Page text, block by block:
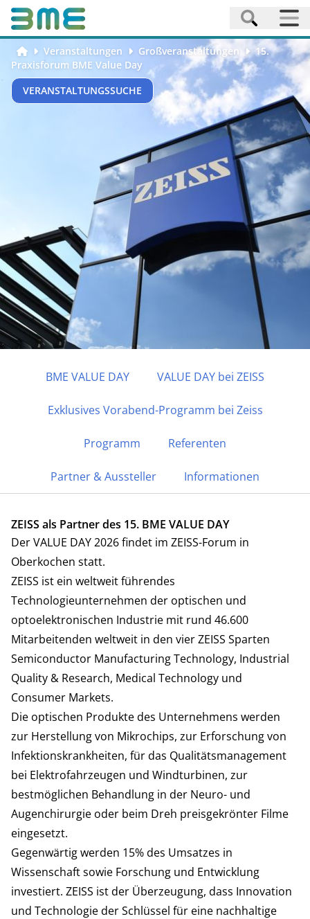
Veranstaltungen Großveranstaltungen
15.
Praxisforum BME Value Day
VERANSTALTUNGSSUCHE
BME VALUE DAY
15. Praxisforum
ANMELDEN PROGRAMM
BME VALUE DAY VALUE DAY bei ZEISS
Exklusives Vorabend-Programm bei Zeiss
Programm Referenten
Partner & Aussteller Informationen
ZEISS als Partner des 15. BME VALUE DAY
Der VALUE DAY 2026 findet im ZEISS-Forum in
Oberkochen statt.
ZEISS ist ein weltweit führendes
Technologieunternehmen der optischen und
optoelektronischen Industrie mit rund 46.600
Mitarbeitenden weltweit in den vier ZEISS Sparten
Semiconductor Manufacturing Technology, Industrial
Quality & Research, Medical Technology und
Consumer Markets.
Die optischen Produkte des Unternehmens werden
zur Herstellung von Mikrochips, zur Erforschung von
Infektionskrankheiten, für das Qualitätsmanagement
bei Elektrofahrzeugen und Windturbinen, zur
bestmöglichen Behandlung in der Neuro- und
Augenchirurgie oder beim Dreh preisgekrönter Filme
eingesetzt.
Gegenwärtig werden 15% des Umsatzes in
Wissenschaft sowie Forschung und Entwicklung
investiert. ZEISS ist der Überzeugung, dass Innovation
und Technologie der Schlüssel für eine nachhaltige